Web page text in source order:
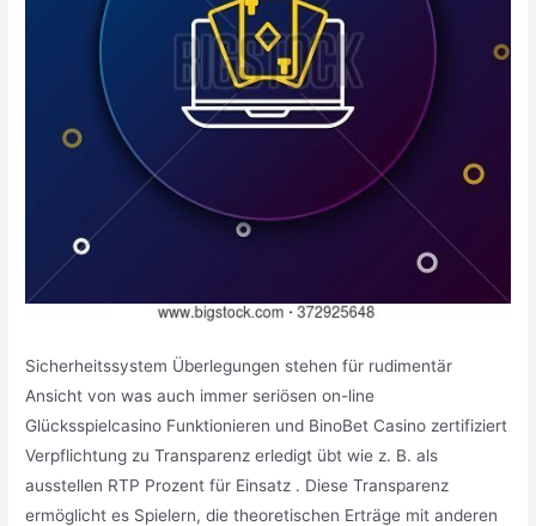
Sicherheitssystem Überlegungen stehen für rudimentär
Ansicht von was auch immer seriösen on-line
Glücksspielcasino Funktionieren und BinoBet Casino zertifiziert
Verpflichtung zu Transparenz erledigt übt wie z. B. als
ausstellen RTP Prozent für Einsatz . Diese Transparenz
ermöglicht es Spielern, die theoretischen Erträge mit anderen